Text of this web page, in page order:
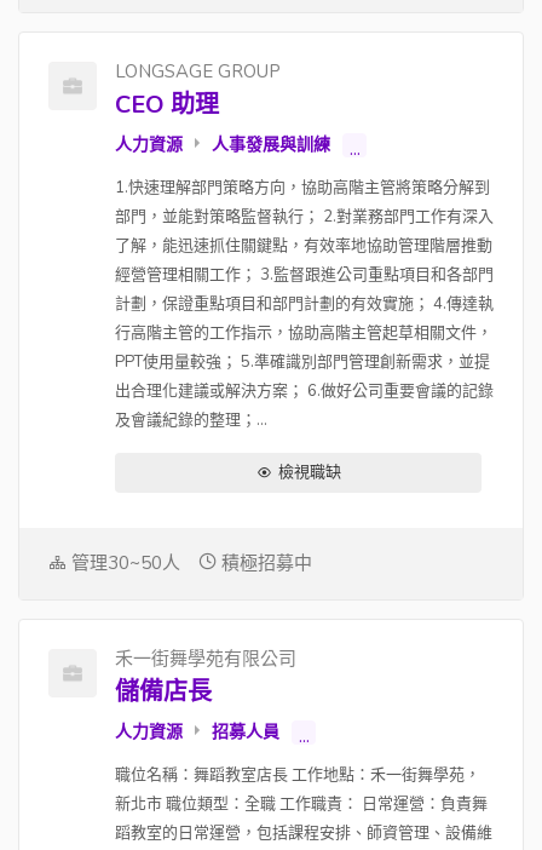
LONGSAGE GROUP
CEO 助理
人力資源 人事發展與訓練 ...
1.快速理解部門策略方向，協助高階主管將策略分解到
部門，並能對策略監督執行； 2.對業務部門工作有深入
了解，能迅速抓住關鍵點，有效率地協助管理階層推動
經營管理相關工作； 3.監督跟進公司重點項目和各部門
計劃，保證重點項目和部門計劃的有效實施； 4.傳達執
行高階主管的工作指示，協助高階主管起草相關文件，
PPT使用量較強； 5.準確識別部門管理創新需求，並提
出合理化建議或解決方​​案； 6.做好公司重要會議的記錄
及會議紀錄的整理；...
檢視職缺
管理30~50人 積極招募中
禾一街舞學苑有限公司
儲備店長
人力資源 招募人員 ...
職位名稱：舞蹈教室店長 工作地點：禾一街舞學苑，
新北市 職位類型：全職 工作職責： 日常運營：負責舞
蹈教室的日常運營，包括課程安排、師資管理、設備維